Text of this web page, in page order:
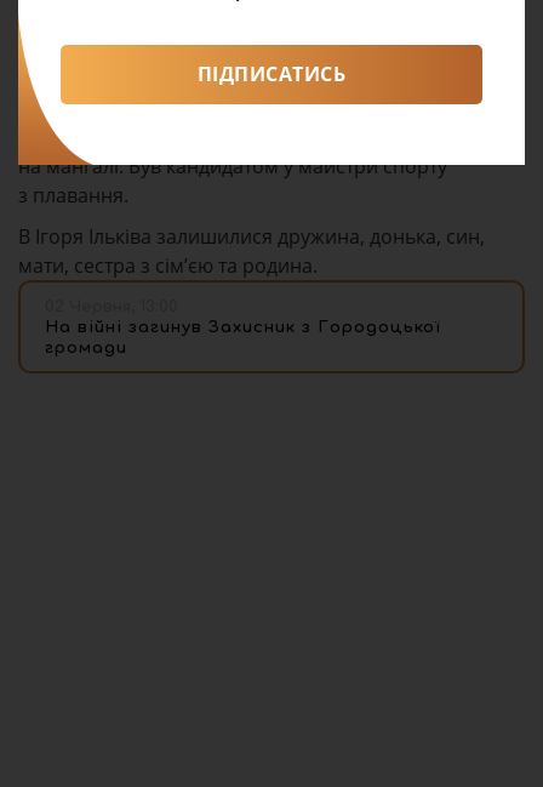
на якого завжди можна було покластися. Понад усе
цінував свою сім’ю, дуже любив дітей і був відданим
сім’янином. Захоплювався риболовлею
та збиранням грибів, любив відпочинок на природі,
гори й подорожі. Полюбляв готувати страви
на мангалі. Був кандидатом у майстри спорту
з плавання.
В Ігоря Ільківа залишилися дружина, донька, син,
мати, сестра з сім’єю та родина.
На війні загинув Захисник з Городоцької
громади
ПІДПИСАТИСЬ